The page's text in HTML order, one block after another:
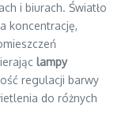
i biurach. Światło
koncentrację,
lampy
regulacji barwy
do różnych